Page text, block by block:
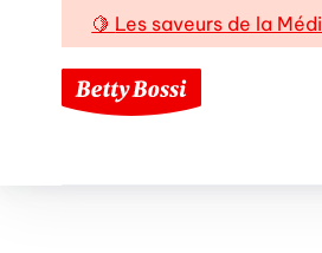
🍋 Les saveurs de la